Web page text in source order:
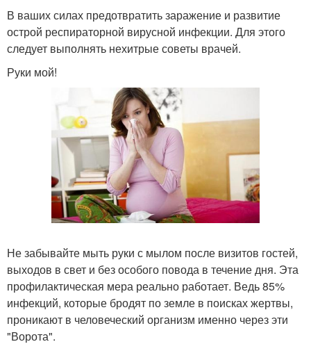
В ваших силах предотвратить заражение и развитие
острой респираторной вирусной инфекции. Для этого
следует выполнять нехитрые советы врачей.
Руки мой!
Не забывайте мыть руки с мылом после визитов гостей,
выходов в свет и без особого повода в течение дня. Эта
профилактическая мера реально работает. Ведь 85%
инфекций, которые бродят по земле в поисках жертвы,
проникают в человеческий организм именно через эти
"Ворота".